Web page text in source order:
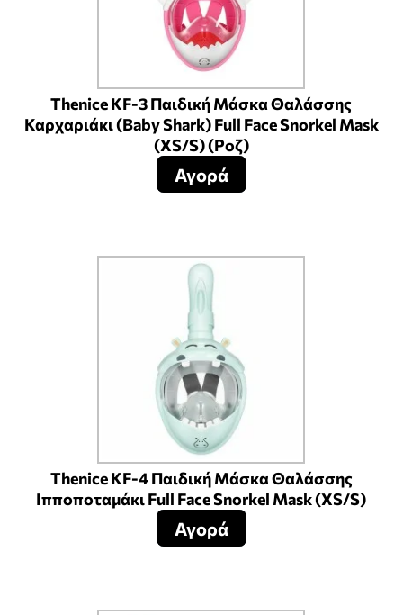
Thenice KF-3 Παιδική Μάσκα Θαλάσσης
Καρχαριάκι (Baby Shark) Full Face Snorkel Mask
(XS/S) (Ροζ)
Αγορά
Thenice KF-4 Παιδική Μάσκα Θαλάσσης
Ιπποποταμάκι Full Face Snorkel Mask (XS/S)
Αγορά